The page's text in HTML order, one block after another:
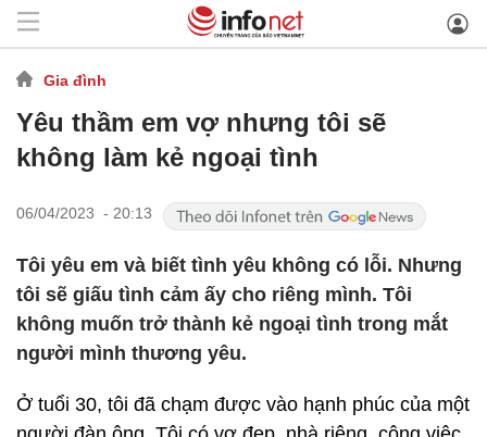
Gia đình
Yêu thầm em vợ nhưng tôi sẽ
không làm kẻ ngoại tình
06/04/2023 - 20:13
Tôi yêu em và biết tình yêu không có lỗi. Nhưng
tôi sẽ giấu tình cảm ấy cho riêng mình. Tôi
không muốn trở thành kẻ ngoại tình trong mắt
người mình thương yêu.
Ở tuổi 30, tôi đã chạm được vào hạnh phúc của một